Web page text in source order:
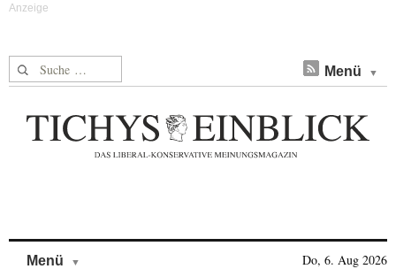
Suche nach: Menü
Menü Do, 6. Aug 2026